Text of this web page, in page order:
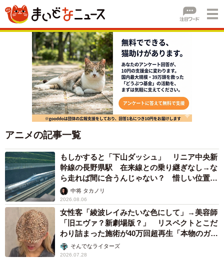
アニメの記事一覧
もしかすると「下山ダッシュ」 リニア中央新
幹線の長野県駅 在来線との乗り継ぎなし→な
ら走れば間に合うんじゃない？ 惜しい位置関
係が反響
中将 タカノリ
2026.08.06
女性客「綾波レイみたいな色にして」→美容師
「旧エヴァ？新劇場版？」 リスペクトとこだ
わり詰まった施術が40万回超再生「本物のガチ
勢」そんでなライターズ
2026.07.28